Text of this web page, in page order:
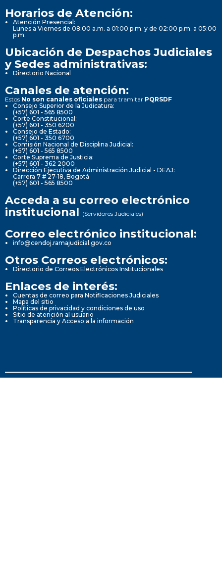
Horarios de Atención:
Atención Presencial:
Lunes a Viernes de 08:00 a.m. a 01:00 p.m. y de 02:00 p.m. a 05:00
p.m.
Ubicación de Despachos Judiciales
y Sedes administrativas:
Directorio Nacional
Canales de atención:
Estos No son canales oficiales para tramitar PQRSDF
Consejo Superior de la Judicatura:
(+57) 601 - 565 8500
Corte Constitucional:
(+57) 601 - 350 6200
Consejo de Estado:
(+57) 601 - 350 6700
Comisión Nacional de Disciplina Judicial:
(+57) 601 - 565 8500
Corte Suprema de Justicia:
(+57) 601 - 362 2000
Dirección Ejecutiva de Administración Judicial - DEAJ:
Carrera 7 # 27-18, Bogotá
(+57) 601 - 565 8500
Acceda a su correo electrónico
institucional (Servidores Judiciales)
Correo electrónico institucional:
info@cendoj.ramajudicial.gov.co
Otros Correos electrónicos:
Directorio de Correos Electrónicos Institucionales
Enlaces de interés:
Cuentas de correo para Notificaciones Judiciales
Mapa del sitio
Políticas de privacidad y condiciones de uso
Sitio de atención al usuario
Transparencia y Acceso a la información